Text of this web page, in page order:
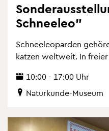
Schnee­leo"
Schnee­leo­par­den
kat­zen welt­weit. In frei­er
10:00 - 17:00 Uhr
Na­tur­kun­de-Mu­se­um